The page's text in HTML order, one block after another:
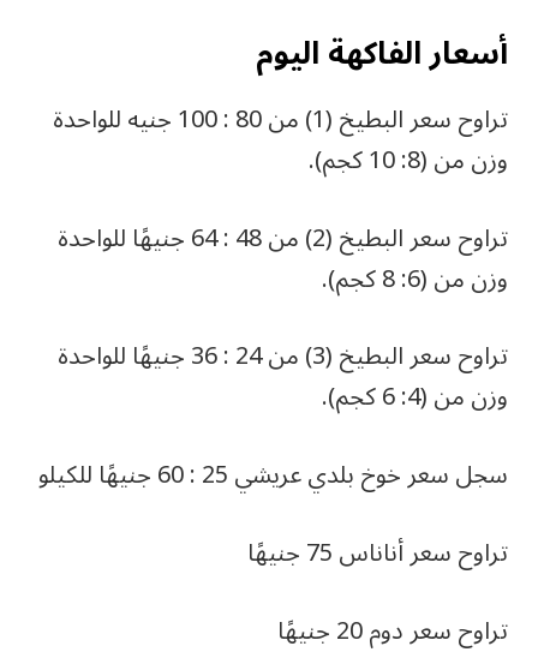
أسعار الفاكهة اليوم
تراوح سعر البطيخ (1) من 80 : 100 جنيه للواحدة
وزن من (8: 10 كجم).
تراوح سعر البطيخ (2) من 48 : 64 جنيهًا للواحدة
وزن من (6: 8 كجم).
تراوح سعر البطيخ (3) من 24 : 36 جنيهًا للواحدة
وزن من (4: 6 كجم).
سجل سعر خوخ بلدي عريشي 25 : 60 جنيهًا للكيلو
تراوح سعر أناناس 75 جنيهًا
تراوح سعر دوم 20 جنيهًا